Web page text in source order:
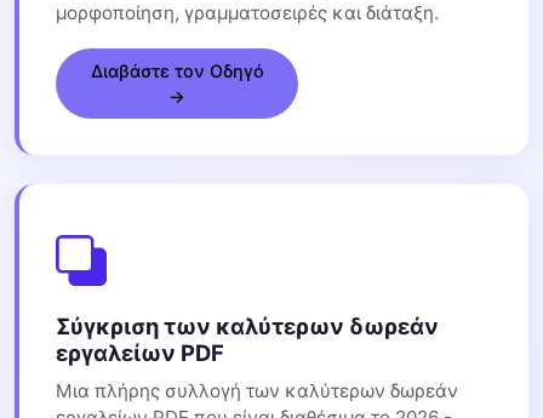
μορφοποίηση, γραμματοσειρές και διάταξη.
Διαβάστε τον Οδηγό
→
Σύγκριση των καλύτερων δωρεάν
εργαλείων PDF
Μια πλήρης συλλογή των καλύτερων δωρεάν